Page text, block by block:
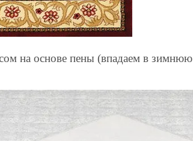
на основе пены (впадаем в зимнюю